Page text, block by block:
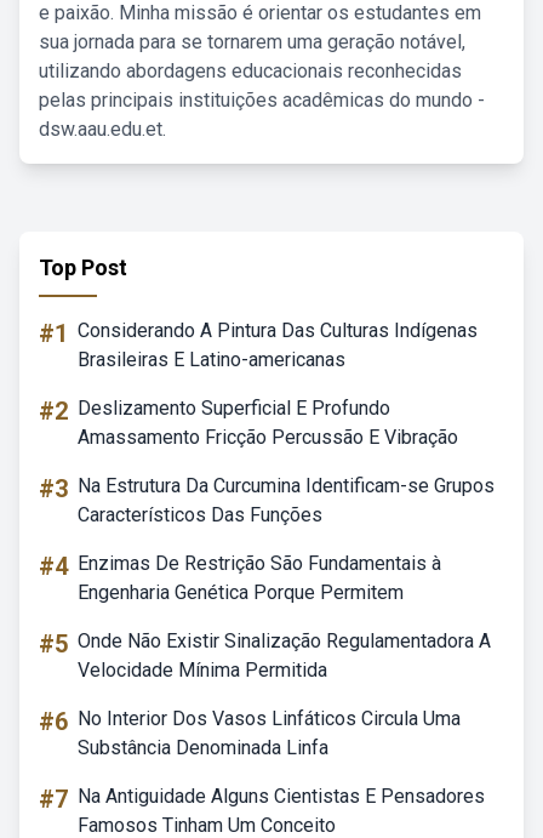
e paixão. Minha missão é orientar os estudantes em
sua jornada para se tornarem uma geração notável,
utilizando abordagens educacionais reconhecidas
pelas principais instituições acadêmicas do mundo -
dsw.aau.edu.et.
Top Post
#1 Considerando A Pintura Das Culturas Indígenas
Brasileiras E Latino-americanas
#2 Deslizamento Superficial E Profundo
Amassamento Fricção Percussão E Vibração
#3 Na Estrutura Da Curcumina Identificam-se Grupos
Característicos Das Funções
#4 Enzimas De Restrição São Fundamentais à
Engenharia Genética Porque Permitem
#5 Onde Não Existir Sinalização Regulamentadora A
Velocidade Mínima Permitida
#6 No Interior Dos Vasos Linfáticos Circula Uma
Substância Denominada Linfa
#7 Na Antiguidade Alguns Cientistas E Pensadores
Famosos Tinham Um Conceito